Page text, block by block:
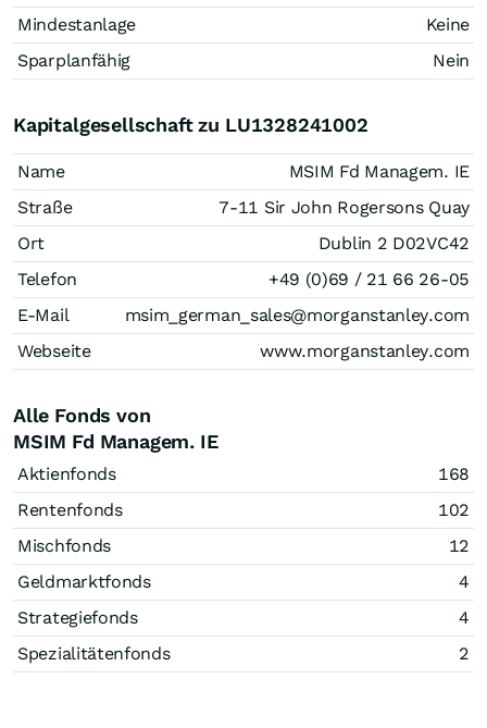
Mindestanlage
Keine
Sparplanfähig
Nein
Kapitalgesellschaft zu LU1328241002
Name
MSIM Fd Managem. IE
Straße
7-11 Sir John Rogersons Quay
Ort
Dublin 2 D02VC42
Telefon
+49 (0)69 / 21 66 26-05
E-Mail
msim_german_sales@morganstanley.com
Webseite
www.morganstanley.com
Alle Fonds von
MSIM Fd Managem. IE
Aktienfonds
168
Rentenfonds
102
Mischfonds
12
Geldmarktfonds
4
Strategiefonds
4
Spezialitätenfonds
2